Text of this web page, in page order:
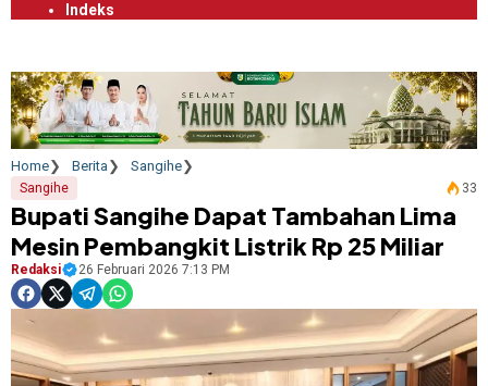
Indeks
Home Berita Sangihe
Sangihe 33
Bupati Sangihe Dapat Tambahan Lima
Mesin Pembangkit Listrik Rp 25 Miliar
Redaksi 26 Februari 2026 7:13 PM